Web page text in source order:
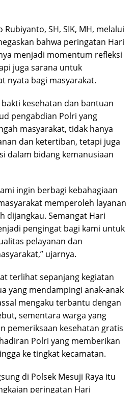
Rubiyanto, SH, SIK, MH, melalui
bahwa peringatan Hari
menjadi momentum refleksi
juga sarana untuk
nyata bagi masyarakat.
kesehatan dan bantuan
pengabdian Polri yang
masyarakat, tidak hanya
dan ketertiban, tetapi juga
dalam bidang kemanusiaan
ingin berbagi kebahagiaan
memperoleh layanan
dijangkau. Semangat Hari
pengingat bagi kami untuk
pelayanan dan
ujarnya.
terlihat sepanjang kegiatan
yang mendampingi anak-anak
mengaku terbantu dengan
sementara warga yang
pemeriksaan kesehatan gratis
Polri yang memberikan
ke tingkat kecamatan.
di Polsek Mesuji Raya itu
peringatan Hari